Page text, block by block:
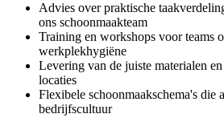
Advies over praktische
ons schoonmaakteam
Training en workshops voor teams
werkplekhygiëne
Levering van de juiste materialen
locaties
Flexibele schoonmaakschema's die
bedrijfscultuur